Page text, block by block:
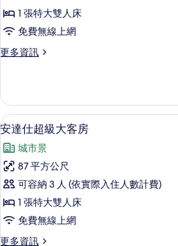
特
大
雙
床
(Andaz)
的
所
有
相
片
1 張特大雙人床
免費無線上網
更多資訊
更
1
張
特
大
雙
人
(Andaz)
的
詳
情
顯
示
安
達
仕
超
級
安
5
安達仕超級大客房
城市景
87 平方公尺
可容納 3 人 (依實際入住人數計費)
1 張特大雙人床
免費無線上網
更多資訊
更